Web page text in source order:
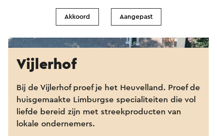
Vijlerhof
Bij de Vijlerhof proef je het Heuvelland. Proef de
huisgemaakte Limburgse specialiteiten die vol
liefde bereid zijn met streekproducten van
lokale ondernemers.
Akkoord Aangepast